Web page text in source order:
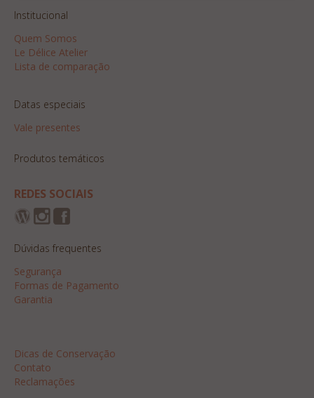
Institucional
Quem Somos
Le Délice Atelier
Lista de comparação
Datas especiais
Vale presentes
Produtos temáticos
REDES SOCIAIS
Dúvidas frequentes
Segurança
Formas de Pagamento
Garantia
Dicas de Conservação
Contato
Reclamações